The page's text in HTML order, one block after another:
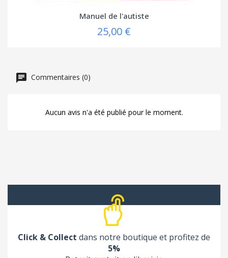
Manuel de l'autiste
25,00 €
Commentaires (0)
Aucun avis n'a été publié pour le moment.
Click & Collect dans notre boutique et profitez de
5%